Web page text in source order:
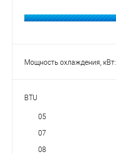
Мощность охлаждения, кВт:
BTU
05
07
08